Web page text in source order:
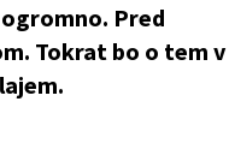
Pred
Tokrat bo o tem v